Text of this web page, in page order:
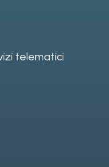
telematici